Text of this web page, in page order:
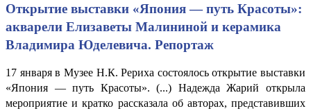
Открытие выставки «Япония — путь Красоты»:
акварели Елизаветы Малининой и керамика
Владимира Юделевича. Репортаж
17 января в Музее Н.К. Рериха состоялось открытие выставки
«Япония — путь Красоты». (...) Надежда Жарий открыла
мероприятие и кратко рассказала об авторах, представивших